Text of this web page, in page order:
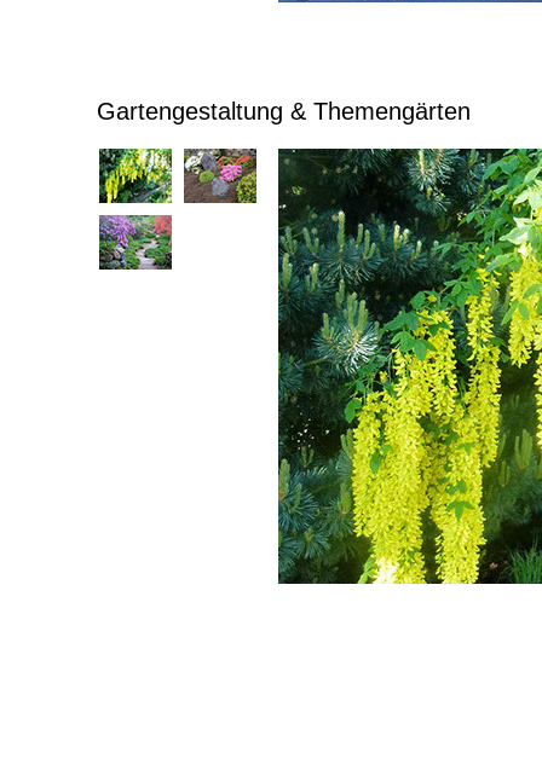
Gartengestaltung & Themengärten